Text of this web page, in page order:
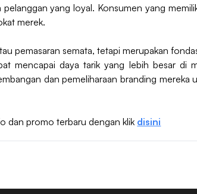
yang loyal. Konsumen yang
merek.
pemasaran semata, tetapi merupakan
mencapai daya tarik yang lebih besar di
dan pemeliharaan branding mereka
dan promo terbaru dengan klik disini